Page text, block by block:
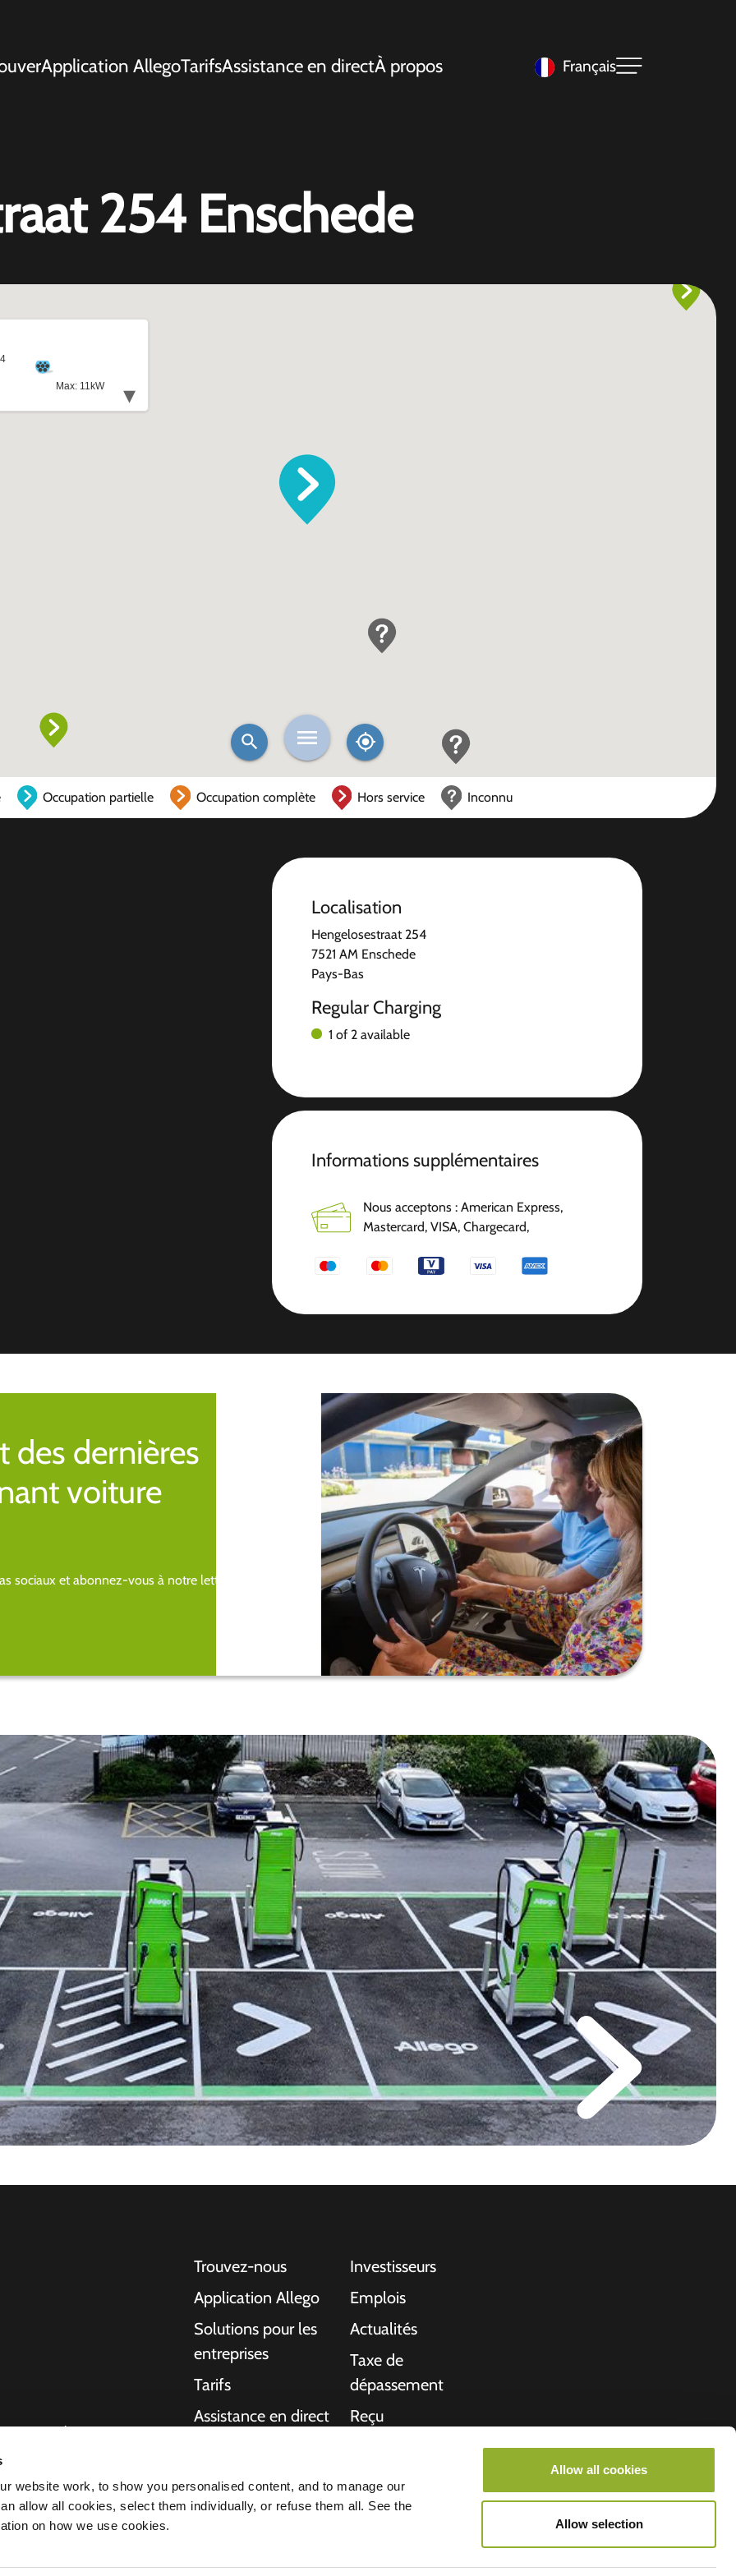
website work, to show you personalised content, and to manage our
allow all cookies, select them individually, or refuse them all. See the
on how we use cookies.
Allow all cookies
Allow selection
Application AllegoTarifsAssistance en directÀ propos Français
254 Enschede
Occupation partielle Occupation complète Hors service Inconnu
Localisation
Hengelosestraat 254
7521 AM Enschede
Pays-Bas
Regular Charging
1 of 2 available
Informations supplémentaires
Nous acceptons : American Express,
Mastercard, VISA, Chargecard,
des dernières
voiture
sociaux et abonnez-vous à notre lettre
pour les
de bout en
plus
voiture électrique
fait de nous le
Trouvez-nous
Application Allego
Solutions pour les
entreprises
Tarifs
Assistance en direct
Fournisseurs
Investisseurs
Emplois
Actualités
Taxe de
dépassement
Reçu